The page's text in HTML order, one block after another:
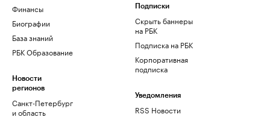
Финансы
Биографии
База знаний
РБК Образование
Новости
регионов
Санкт-Петербург
и область
Подписки
Скрыть баннеры
на РБК
Подписка на РБК
Корпоративная
подписка
Уведомления
RSS Новости